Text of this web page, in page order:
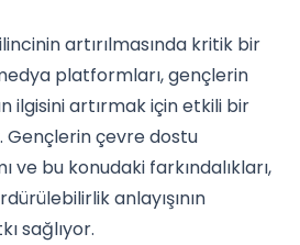
artırılmasında kritik bir
platformları, gençlerin
ilgisini artırmak için etkili bir
Gençlerin çevre dostu
ve bu konudaki farkındalıkları,
anlayışının
sağlıyor.